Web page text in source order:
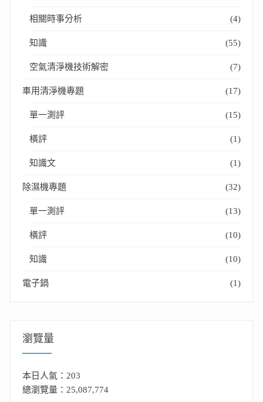
相關時事分析 (4)
知識 (55)
空氣清淨機技術解密 (7)
車用清淨機專題 (17)
單一測評 (15)
橫評 (1)
知識文 (1)
除濕機專題 (32)
單一測評 (13)
橫評 (10)
知識 (10)
電子鍋 (1)
瀏覽量
本日人氣：203
總瀏覽量：25,087,774